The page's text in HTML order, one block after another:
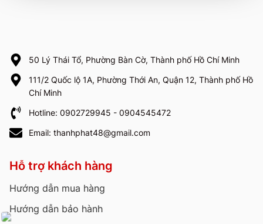
50 Lý Thái Tổ, Phường Bàn Cờ, Thành phố Hồ Chí Minh
111/2 Quốc lộ 1A, Phường Thới An, Quận 12, Thành phố Hồ
Chí Minh
Hotline: 0902729945 - 0904545472
Email: thanhphat48@gmail.com
Hỗ trợ khách hàng
Hướng dẫn mua hàng
Hướng dẫn bảo hành